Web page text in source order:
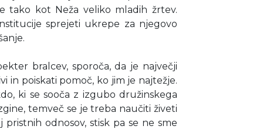
tako kot Neža veliko mladih žrtev.
sprejeti ukrepe za njegovo
bralcev, sporoča, da je največji
in poiskati pomoč, ko jim je najtežje.
ki se sooča z izgubo družinskega
temveč se je treba naučiti živeti
odnosov, stisk pa se ne sme